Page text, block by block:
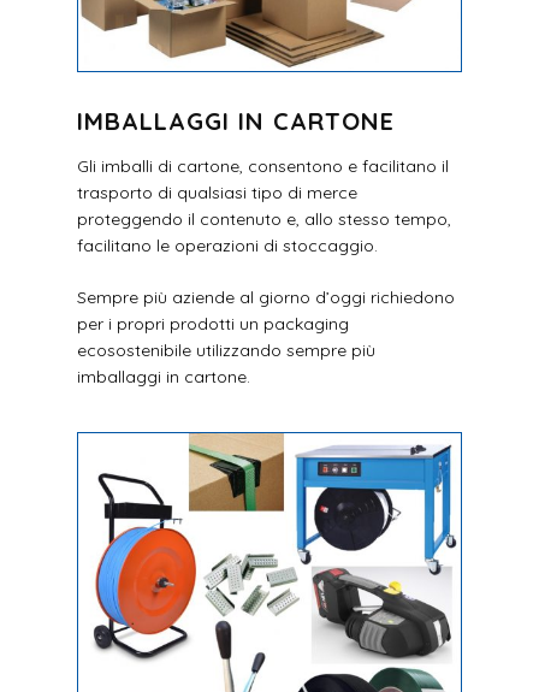
IMBALLAGGI IN CARTONE
Gli imballi di cartone, consentono e facilitano il
trasporto di qualsiasi tipo di merce
proteggendo il contenuto e, allo stesso tempo,
facilitano le operazioni di stoccaggio.
Sempre più aziende al giorno d’oggi richiedono
per i propri prodotti un packaging
ecosostenibile utilizzando sempre più
imballaggi in cartone.